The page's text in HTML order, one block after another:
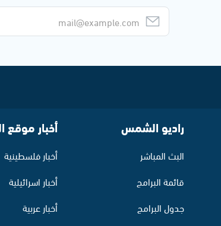
راديو الشمس
البث المباشر
قائمة البرامج
جدول البرامج
أخبار
أخبار فلسطينية
أخبار اسرائيلية
أخبار عربية